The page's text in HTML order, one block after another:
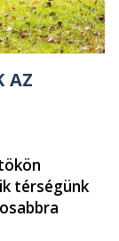
AZ
térségünk